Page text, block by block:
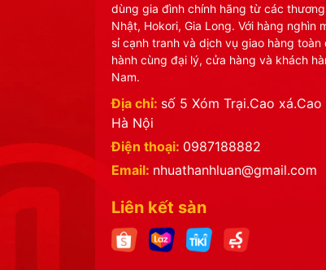
dùng gia đình chính hãng từ các
Nhật, Hokori, Gia Long. Với hàng nghìn
sỉ cạnh tranh và dịch vụ giao hàng
hành cùng đại lý, cửa hàng và khách
Nam.
Địa chỉ: số 5 Xóm Trại.Cao
Hà Nội
Điện thoại: 0987188882
Email: nhuathanhluan@gmail.com
Liên kết sàn